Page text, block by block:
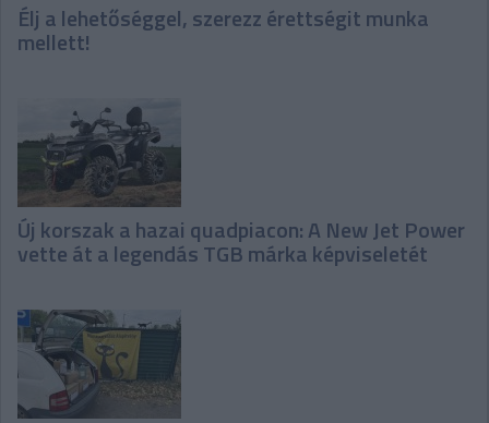
Élj a lehetőséggel, szerezz érettségit munka
mellett!
Új korszak a hazai quadpiacon: A New Jet Power
vette át a legendás TGB márka képviseletét